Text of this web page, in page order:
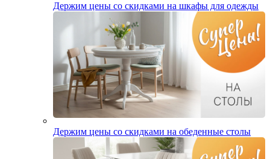
Держим цены со скидками на шкафы для одежды
Держим цены со скидками на обеденные столы